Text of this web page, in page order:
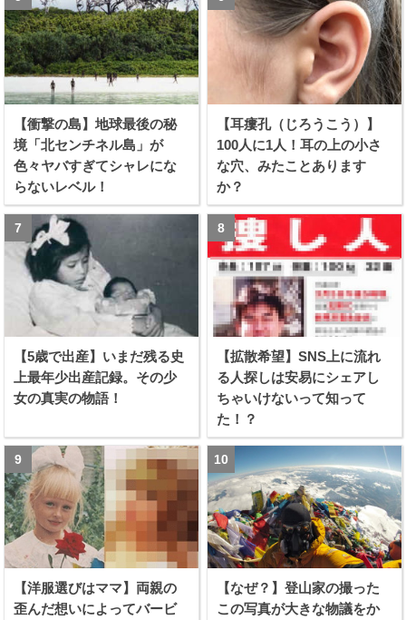
【衝撃の島】地球最後の秘
境「北センチネル島」が
色々ヤバすぎてシャレにな
らないレベル！
【耳瘻孔（じろうこう）】
100人に1人！耳の上の小さ
な穴、みたことあります
か？
【5歳で出産】いまだ残る史
上最年少出産記録。その少
女の真実の物語！
【拡散希望】SNS上に流れ
る人探しは安易にシェアし
ちゃいけないって知って
た！？
【洋服選びはママ】両親の
歪んだ想いによってバービ
【なぜ？】登山家の撮った
この写真が大きな物議をか